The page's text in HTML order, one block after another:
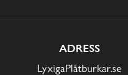
ADRESS
LyxigaPlåtburkar.se